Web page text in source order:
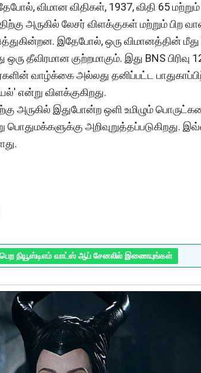
விமான விதிகள், 1937, விதி 65 மற்றும்
அருகில் லேசர் விளக்குகள் மற்றும் பிற
இதேபோல், ஒரு விமானத்தின் மீது
தீவிரமான குற்றமாகும். இது BNS பிரிவு
வாழ்க்கை அல்லது தனிப்பட்ட
என்று விளக்குகிறது.
அருகில் இதுபோன்ற ஒளி உமிழும்
அறிவுறுத்தப்படுகிறது.
நியூஸ்டிஎம் வாட்ஸ் ஆப் சேனலில் இணையுங்கள்